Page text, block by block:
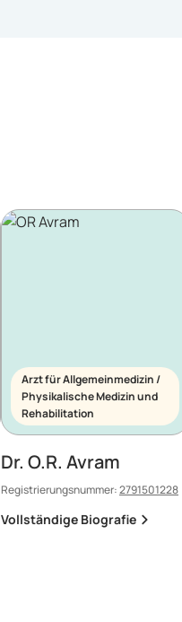
Arzt für Allgemeinmedizin /
Physikalische Medizin und
Rehabilitation
Dr. O.R. Avram
Registrierungsnummer:2791501228
Vollständige Biografie